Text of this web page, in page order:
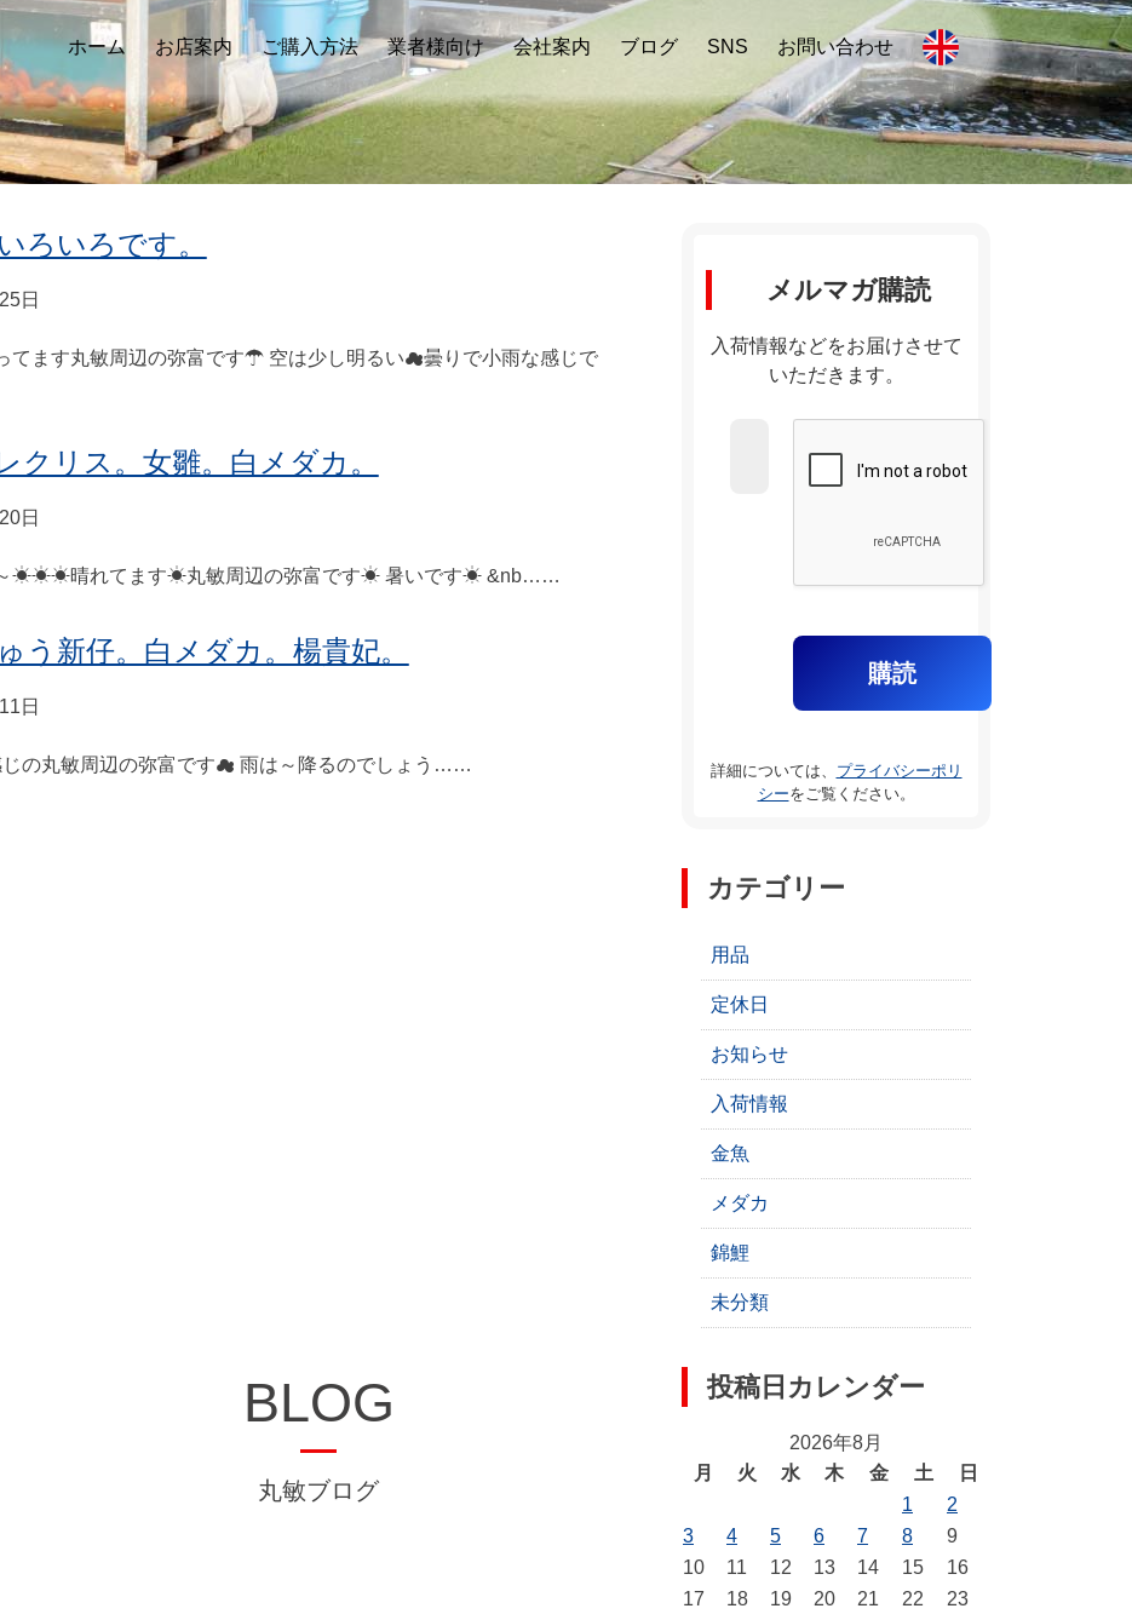
ホーム お店案内 ご購入方法 業者様向け 会社案内 ブログ SNS お問い合わせ
BLOG
丸敏ブログ
ろいろです。
日
てます丸敏周辺の弥富です☂ 空は少し明るい☁曇りで小雨な感じで
クリス。女雛。白メダカ。
日
☀☀☀晴れてます☀丸敏周辺の弥富です☀ 暑いです☀ &nb……
う新仔。白メダカ。楊貴妃。
日
の丸敏周辺の弥富です☁ 雨は～降るのでしょう……
メルマガ購読
入荷情報などをお届けさせて
いただきます。
詳細については、 プライバシーポリ
シーをご覧ください。
カテゴリー
用品
定休日
お知らせ
入荷情報
金魚
メダカ
錦鯉
未分類
投稿日カレンダー
2026年8月
月
火 水 木 金 土
日
1
2
3
4 5 6 7 8
9
10
11 12 13 14 15
16
17
18 19 20 21 22
23